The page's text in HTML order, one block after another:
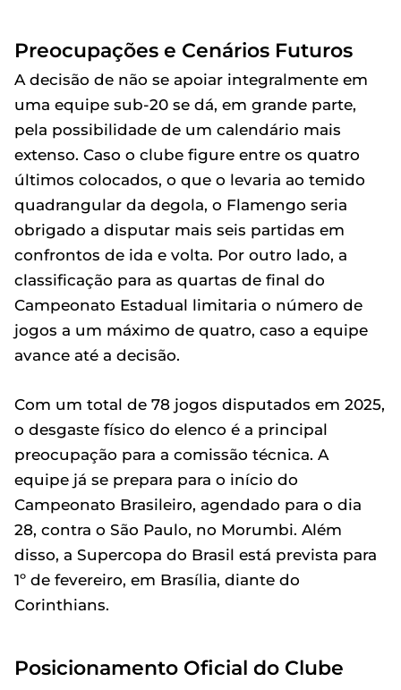
Preocupações e Cenários Futuros
A decisão de não se apoiar integralmente em
uma equipe sub-20 se dá, em grande parte,
pela possibilidade de um calendário mais
extenso. Caso o clube figure entre os quatro
últimos colocados, o que o levaria ao temido
quadrangular da degola, o Flamengo seria
obrigado a disputar mais seis partidas em
confrontos de ida e volta. Por outro lado, a
classificação para as quartas de final do
Campeonato Estadual limitaria o número de
jogos a um máximo de quatro, caso a equipe
avance até a decisão.
Com um total de 78 jogos disputados em 2025,
o desgaste físico do elenco é a principal
preocupação para a comissão técnica. A
equipe já se prepara para o início do
Campeonato Brasileiro, agendado para o dia
28, contra o São Paulo, no Morumbi. Além
disso, a Supercopa do Brasil está prevista para
1º de fevereiro, em Brasília, diante do
Corinthians.
Posicionamento Oficial do Clube